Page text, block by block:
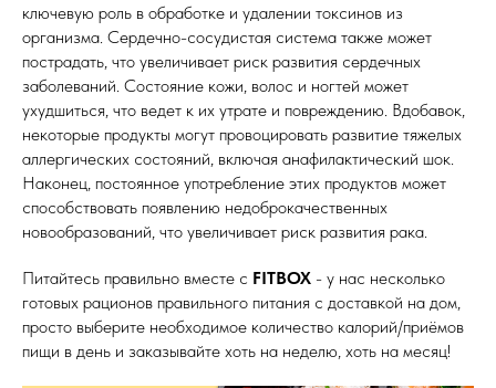
ключевую роль в обработке и удалении токсинов из
организма. Сердечно-сосудистая система также может
пострадать, что увеличивает риск развития сердечных
заболеваний. Состояние кожи, волос и ногтей может
ухудшиться, что ведет к их утрате и повреждению. Вдобавок,
некоторые продукты могут провоцировать развитие тяжелых
аллергических состояний, включая анафилактический шок.
Наконец, постоянное употребление этих продуктов может
способствовать появлению недоброкачественных
новообразований, что увеличивает риск развития рака.
Питайтесь правильно вместе с FITBOX - у нас несколько
готовых рационов правильного питания с доставкой на дом,
просто выберите необходимое количество калорий/приёмов
пищи в день и заказывайте хоть на неделю, хоть на месяц!